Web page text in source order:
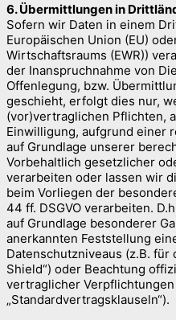
6. Übermittlungen in
Sofern wir Daten in einem
Europäischen Union (EU)
Wirtschaftsraums (EWR))
der Inanspruchnahme von
Offenlegung, bzw.
geschieht, erfolgt dies nur,
(vor)vertraglichen Pflichten,
Einwilligung, aufgrund einer
auf Grundlage unserer
Vorbehaltlich gesetzlicher
verarbeiten oder lassen wir
beim Vorliegen der
44 ff. DSGVO verarbeiten.
auf Grundlage besonderer
anerkannten Feststellung
Datenschutzniveaus (z.B. für
Shield“) oder Beachtung
vertraglicher
„Standardvertragsklauseln“).